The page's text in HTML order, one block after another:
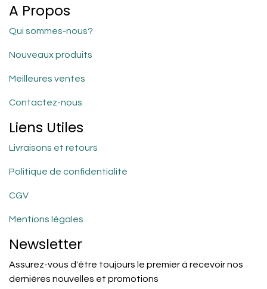
A Propos
Qui sommes-nous?
Nouveaux produits
Meilleures ventes
Contactez-nous
Liens Utiles
Livraisons et retours
Politique de confidentialité
CGV
Mentions légales
Newsletter
Assurez-vous d'être toujours le premier à recevoir nos
dernières nouvelles et promotions